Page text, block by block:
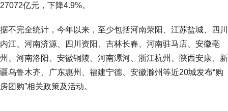
27072亿元，下降4.9%。
据不完全统计，今年以来，至少包括河南荥阳、江苏盐城、四川
内江、河南济源、四川资阳、吉林长春、河南驻马店、安徽亳
州、河南洛阳、安徽铜陵、河南漯河、浙江杭州、陕西安康、新
疆乌鲁木齐、广东惠州、福建宁德、安徽滁州等近20城发布“购
房团购”相关政策及活动。